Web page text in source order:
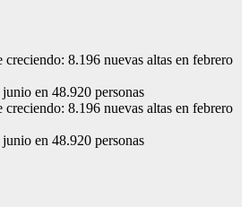
8.196 nuevas altas en febrero
en 48.920 personas
8.196 nuevas altas en febrero
en 48.920 personas